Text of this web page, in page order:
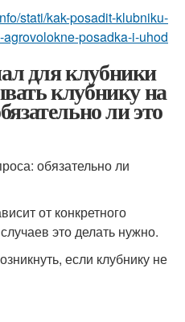
stati/kak-posadit-klubniku-
posadka-i-uhod
для клубники
клубнику на
ли это
обязательно ли
от конкретного
это делать нужно.
если клубнику не